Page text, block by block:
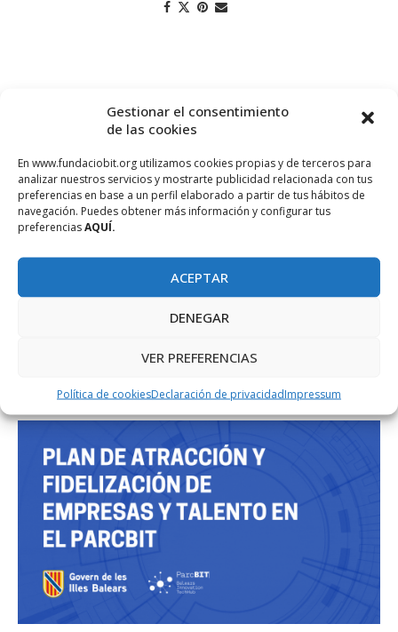
Gestionar el consentimiento
de las cookies
En www.fundaciobit.org utilizamos cookies propias y de terceros para
analizar nuestros servicios y mostrarte publicidad relacionada con tus
preferencias en base a un perfil elaborado a partir de tus hábitos de
navegación. Puedes obtener más información y configurar tus
preferenciasAQUÍ.
ACEPTAR
DENEGAR
VER PREFERENCIAS
Política de cookiesDeclaración de privacidadImpressum
PROJECTE COFINANÇAT PEL FONS SOCIAL EUROPEU